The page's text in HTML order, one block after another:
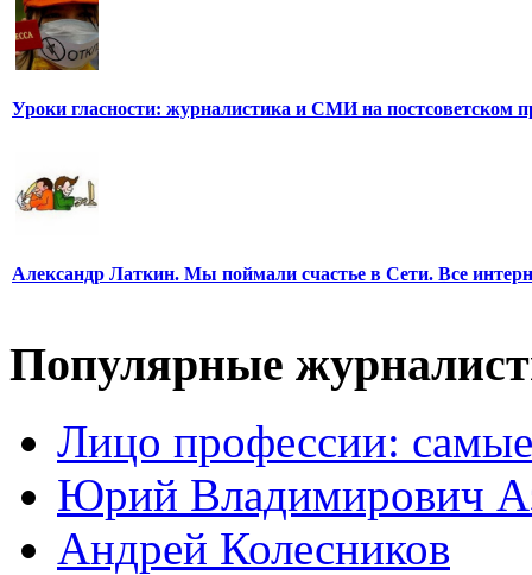
Уроки гласности: журналистика и СМИ на постсоветском
Александр Латкин. Мы поймали счастье в Сети. Все интерн
Популярные
Лицо профессии:
Юрий Владимирович
Андрей Колесников